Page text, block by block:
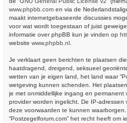
www.phpbb.com en via de
maakt internetgebaseerde discussies
voor wat wordt toegestaan of juist
informatie over phpBB kun je vinden op
website www.phpbb.nl
Je verklaart geen berichten te plaatsen
haatdragend, dreigend, seksueel
wetten van je eigen land, het land waar
wetgeving kunnen schenden. Het
je met onmiddellijke ingang en
provider worden ingelicht. De IP-
deze voorwaarden te kunnen
“Postzegelforum.com” het recht heeft om